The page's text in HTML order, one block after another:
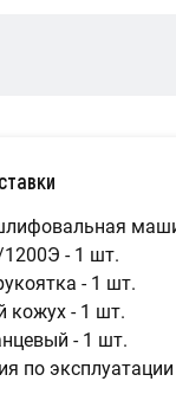
- 1 шт.
- 1 шт.
кожух - 1 шт.
- 1 шт.
по